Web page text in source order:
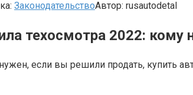
ЗаконодательствоАвтор: rusautodetal
техосмотра 2022: кому
если вы решили продать, купить